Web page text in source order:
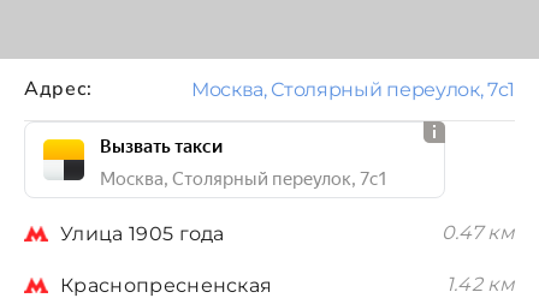
Адрес: Москва, Столярный переулок, 7с1
Вызвать такси
Москва, Столярный переулок, 7с1
Улица 1905 года 0.47 км
Краснопресненская 1.42 км